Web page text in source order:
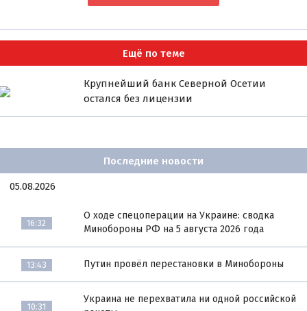
Ещё по теме
Крупнейший банк Северной Осетии
остался без лицензии
Последние новости
05.08.2026
16:32
О ходе спецоперации на Украине: сводка
Минобороны РФ на 5 августа 2026 года
13:43 Путин провёл перестановки в Минобороны
10:31
Украина не перехватила ни одной российской